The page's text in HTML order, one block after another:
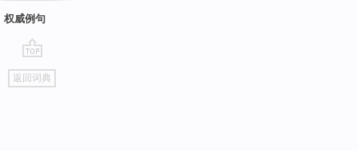
权威例句
go
top
返回词典